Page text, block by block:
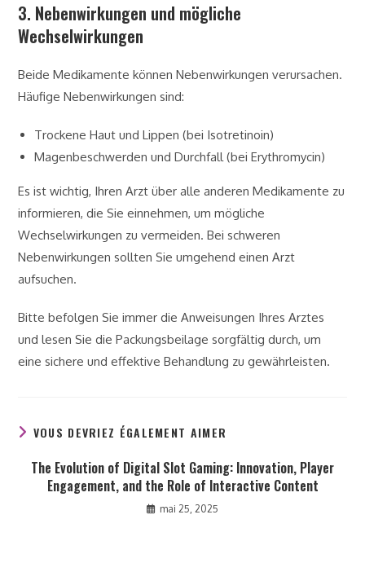
3. Nebenwirkungen und mögliche
Wechselwirkungen
Beide Medikamente können Nebenwirkungen verursachen.
Häufige Nebenwirkungen sind:
Trockene Haut und Lippen (bei Isotretinoin)
Magenbeschwerden und Durchfall (bei Erythromycin)
Es ist wichtig, Ihren Arzt über alle anderen Medikamente zu
informieren, die Sie einnehmen, um mögliche
Wechselwirkungen zu vermeiden. Bei schweren
Nebenwirkungen sollten Sie umgehend einen Arzt
aufsuchen.
Bitte befolgen Sie immer die Anweisungen Ihres Arztes
und lesen Sie die Packungsbeilage sorgfältig durch, um
eine sichere und effektive Behandlung zu gewährleisten.
VOUS DEVRIEZ ÉGALEMENT AIMER
The Evolution of Digital Slot Gaming: Innovation, Player
Engagement, and the Role of Interactive Content
mai 25, 2025